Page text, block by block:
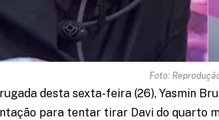
Foto:
desta sexta-feira (26), Yasmin
para tentar tirar Davi do quarto